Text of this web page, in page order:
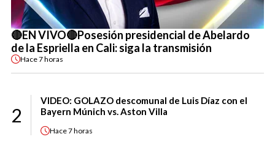
🔴EN VIVO🔴Posesión presidencial de Abelardo
de la Espriella en Cali: siga la transmisión
Hace7 horas
2
VIDEO: GOLAZO descomunal de Luis Díaz con el
Bayern Múnich vs. Aston Villa
Hace7 horas